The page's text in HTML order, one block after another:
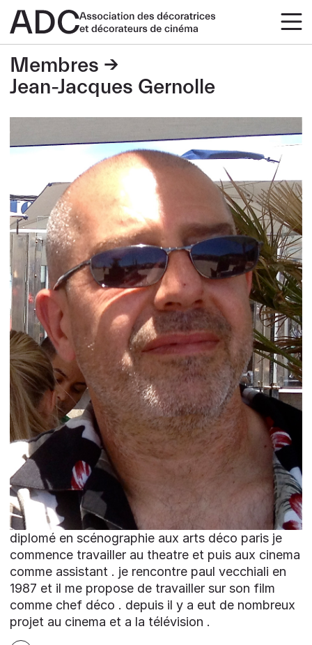
Membres
Jean-Jacques Gernolle
diplomé en scénographie aux arts déco paris je
commence travailler au theatre et puis aux cinema
comme assistant . je rencontre paul vecchiali en
1987 et il me propose de travailler sur son film
comme chef déco . depuis il y a eut de nombreux
projet au cinema et a la télévision .